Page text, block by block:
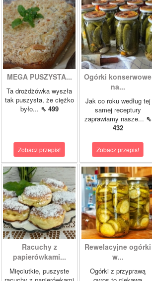
MEGA PUSZYSTA...
Ta drożdżówka wyszła
tak puszysta, że ciężko
było... ⇖ 499
Zobacz przepis!
Ogórki konserwowe
na...
Jak co roku według tej
samej receptury
zaprawiamy nasze... ⇖
432
Zobacz przepis!
Racuchy z
papierówkami...
Mięciutkie, puszyste
Rewelacyjne ogórki
w...
Ogórki z przyprawą